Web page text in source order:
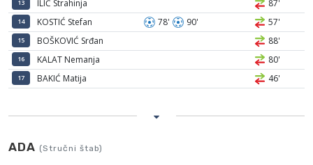
13 ILIĆ Strahinja 87'
14 KOSTIĆ Stefan 78' 90' 57'
15 BOŠKOVIĆ Srđan 88'
16 KALAT Nemanja 80'
17 BAKIĆ Matija 46'
ADA (Stručni štab)